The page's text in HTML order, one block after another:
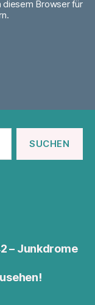
diesem Browser für
– Junkdrome